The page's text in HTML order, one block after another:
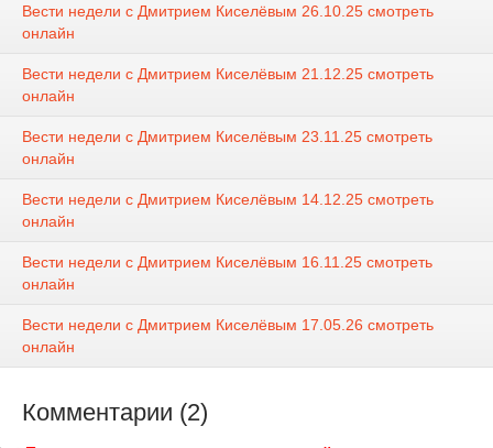
Вести недели с Дмитрием Киселёвым 26.10.25 смотреть
онлайн
Вести недели с Дмитрием Киселёвым 21.12.25 смотреть
онлайн
Вести недели с Дмитрием Киселёвым 23.11.25 смотреть
онлайн
Вести недели с Дмитрием Киселёвым 14.12.25 смотреть
онлайн
Вести недели с Дмитрием Киселёвым 16.11.25 смотреть
онлайн
Вести недели с Дмитрием Киселёвым 17.05.26 смотреть
онлайн
Комментарии (2)